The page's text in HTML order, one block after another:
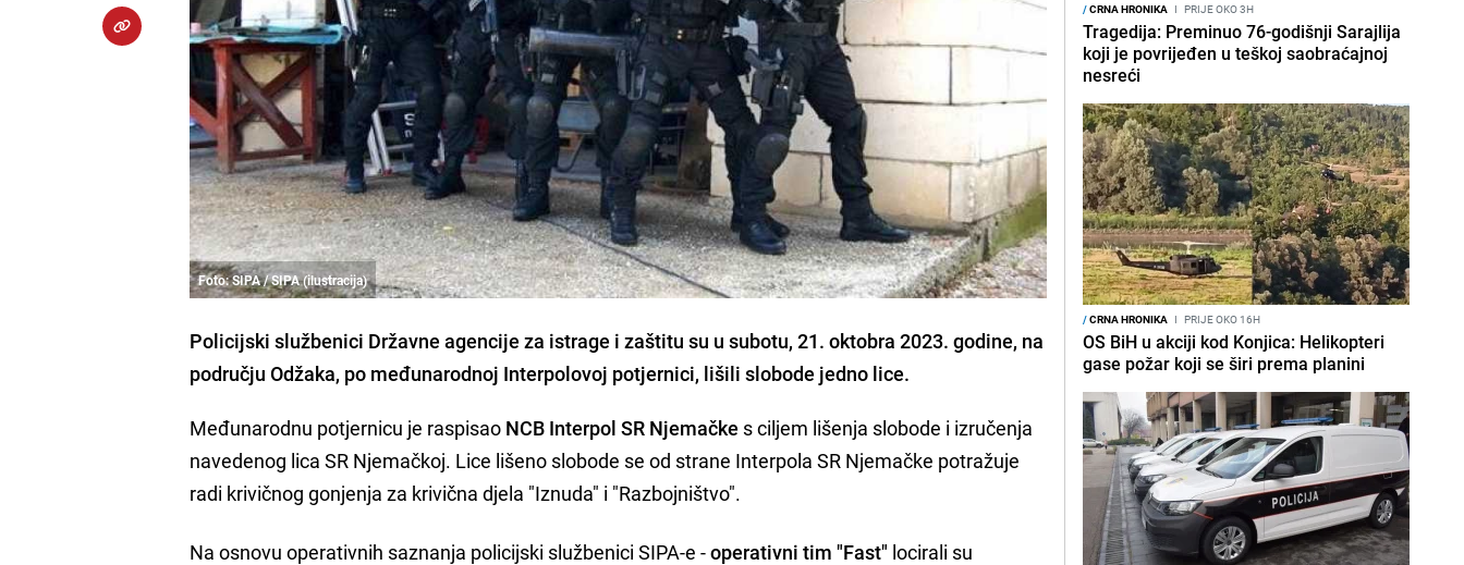
Foto: SIPA / SIPA (ilustracija)
Policijski službenici Državne agencije za istrage i zaštitu su u subotu, 21. oktobra 2023. godine, na
području Odžaka, po međunarodnoj Interpolovoj potjernici, lišili slobode jedno lice.
Međunarodnu potjernicu je raspisao NCB Interpol SR Njemačke s ciljem lišenja slobode i izručenja
navedenog lica SR Njemačkoj. Lice lišeno slobode se od strane Interpola SR Njemačke potražuje
radi krivičnog gonjenja za krivična djela "Iznuda" i "Razbojništvo".
Na osnovu operativnih saznanja policijski službenici SIPA-e -operativni tim "Fast" locirali su
/CRNA HRONIKA I PRIJE OKO 3H
Tragedija: Preminuo 76-godišnji Sarajlija
koji je povrijeđen u teškoj saobraćajnoj
nesreći
/CRNA HRONIKA I PRIJE OKO 16H
OS BiH u akciji kod Konjica: Helikopteri
gase požar koji se širi prema planini